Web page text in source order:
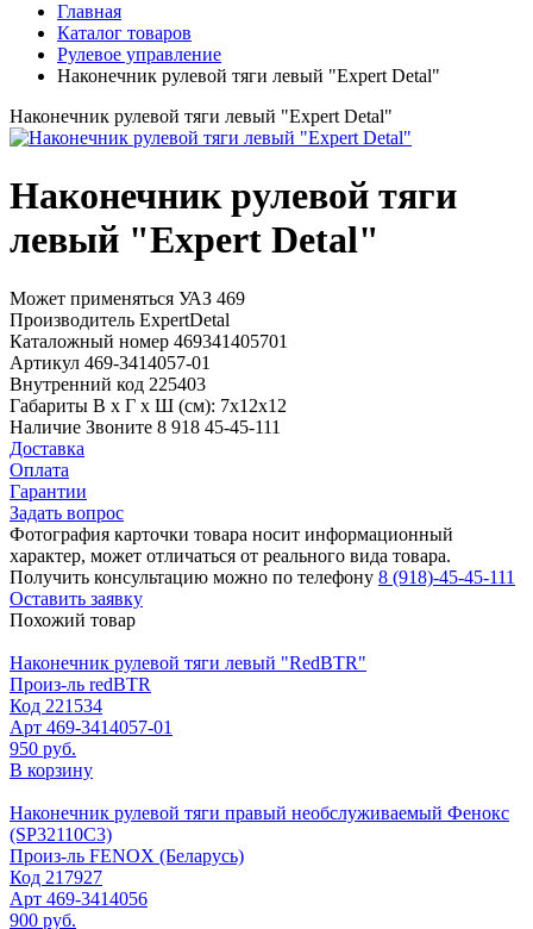
Главная
Каталог товаров
Рулевое управление
Наконечник рулевой тяги левый "Expert Detal"
Наконечник рулевой тяги левый "Expert Detal"
Наконечник рулевой тяги
левый "Expert Detal"
Может применяться УАЗ 469
Производитель ExpertDetal
Каталожный номер 469341405701
Артикул 469-3414057-01
Внутренний код 225403
Габариты В х Г х Ш (см): 7х12х12
Наличие Звоните 8 918 45-45-111
Доставка
Оплата
Гарантии
Задать вопрос
Фотография карточки товара носит информационный
характер, может отличаться от реального вида товара.
Получить консультацию можно по телефону 8 (918)-45-45-111
Оставить заявку
Похожий товар
Наконечник рулевой тяги левый "RedBTR"
Произ-ль redBTR
Код 221534
Арт 469-3414057-01
950 руб.
В корзину
Наконечник рулевой тяги правый необслуживаемый Фенокс
(SP32110C3)
Произ-ль FENOX (Беларусь)
Код 217927
Арт 469-3414056
900 руб.